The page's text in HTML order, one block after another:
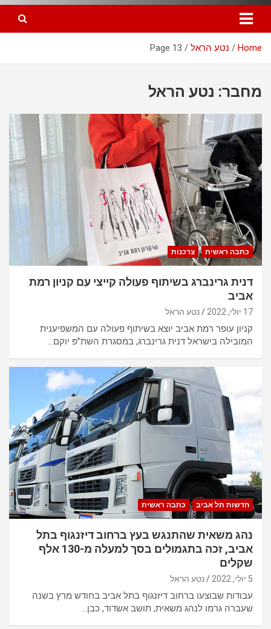
Home נטע הראל Page 13
מחבר: נטע הראל
כתבה ראשית צרכנות
דנית גרינברג בשיתוף פעולה קייצי עם קניון רמת
אביב
17 יולי, 2022 נטע הראל
קניון עופר רמת אביב יוצא בשיתוף פעולה עם המשפיענית
המובילה בישראל דנית גרינברג, במסגרת השת”פ יוקם…
חדשות תל אביב כתבה ראשית
נהג משאית שהתנגש בעץ ברחוב דיזנגוף בתל
אביב, זכה בתגמולים בסך למעלה מ-130 אלף
שקלים
5 יולי, 2022 נטע הראל
עבודות שבוצעו ברחוב דיזנגוף בתל אביב בחודש מרץ בשנה
שעברה גרמו לנהג משאית, תושב אשדוד, כבן…